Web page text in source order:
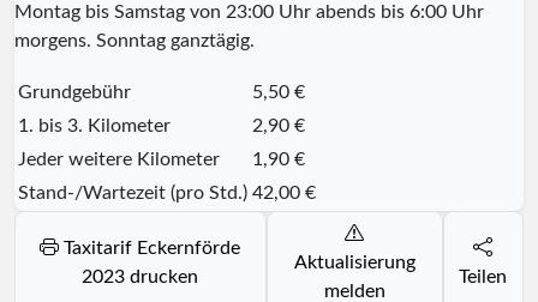
Montag bis Samstag von 23:00 Uhr abends bis 6:00 Uhr
morgens. Sonntag ganztägig.
Grundgebühr
5,50 €
1. bis 3. Kilometer
2,90 €
Jeder weitere Kilometer
1,90 €
Stand-/Wartezeit (pro Std.) 42,00 €
Taxitarif Eckernförde
2023 drucken
Aktualisierung
melden
Teilen